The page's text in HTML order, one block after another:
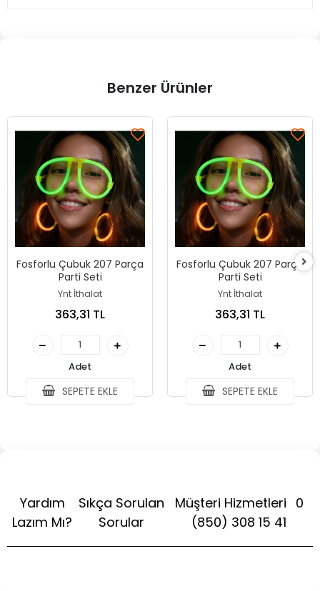
Benzer Ürünler
Fosforlu Çubuk 207 Parça
Parti Seti
Ynt İthalat
363,31 TL
Adet
SEPETE EKLE
Fosforlu Çubuk 207 Parça
Parti Seti
Ynt İthalat
363,31 TL
Adet
SEPETE EKLE
Yardım
Lazım Mı?
Sıkça Sorulan
Sorular
Müşteri Hizmetleri 0
(850) 308 15 41